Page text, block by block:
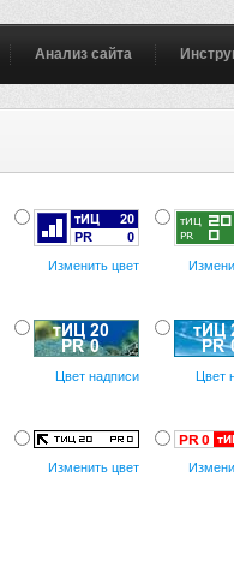
Анализ сайта
Изменить цвет
Цвет надписи Цвет
Изменить цвет